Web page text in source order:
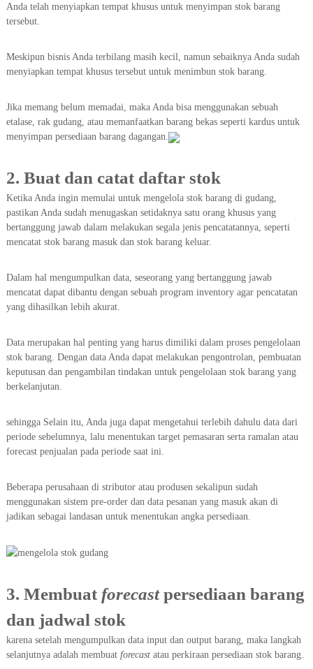
Anda telah menyiapkan tempat khusus untuk menyimpan stok barang
tersebut.
Meskipun bisnis Anda terbilang masih kecil, namun sebaiknya Anda sudah
menyiapkan tempat khusus tersebut untuk menimbun stok barang.
Jika memang belum memadai, maka Anda bisa menggunakan sebuah
etalase, rak gudang, atau memanfaatkan barang bekas seperti kardus untuk
menyimpan persediaan barang dagangan.
2. Buat dan catat daftar stok
Ketika Anda ingin memulai untuk mengelola stok barang di gudang,
pastikan Anda sudah menugaskan setidaknya satu orang khusus yang
bertanggung jawab dalam melakukan segala jenis pencatatannya, seperti
mencatat stok barang masuk dan stok barang keluar.
Dalam hal mengumpulkan data, seseorang yang bertanggung jawab
mencatat dapat dibantu dengan sebuah program inventory agar pencatatan
yang dihasilkan lebih akurat.
Data merupakan hal penting yang harus dimiliki dalam proses pengelolaan
stok barang. Dengan data Anda dapat melakukan pengontrolan, pembuatan
keputusan dan pengambilan tindakan untuk pengelolaan stok barang yang
berkelanjutan.
sehingga Selain itu, Anda juga dapat mengetahui terlebih dahulu data dari
periode sebelumnya, lalu menentukan target pemasaran serta ramalan atau
forecast penjualan pada periode saat ini.
Beberapa perusahaan di stributor atau produsen sekalipun sudah
menggunakan sistem pre-order dan data pesanan yang masuk akan di
jadikan sebagai landasan untuk menentukan angka persediaan.
3. Membuat forecastpersediaan barang
dan jadwal stok
karena setelah mengumpulkan data input dan output barang, maka langkah
selanjutnya adalah membuatforecastatau perkiraan persediaan stok barang.